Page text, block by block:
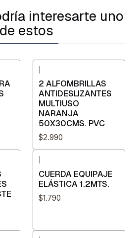
interesarte uno
de estos
2 ALFOMBRILLAS
ANTIDESLIZANTES
MULTIUSO
NARANJA
50X30CMS. PVC
$2.990
CUERDA EQUIPAJE
ELÁSTICA 1.2MTS.
$1.790